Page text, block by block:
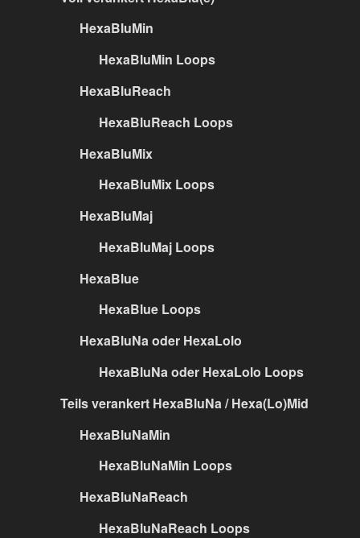
HexaBluMin
HexaBluMin Loops
HexaBluReach
HexaBluReach Loops
HexaBluMix
HexaBluMix Loops
HexaBluMaj
HexaBluMaj Loops
HexaBlue
HexaBlue Loops
HexaBluNa oder HexaLolo
HexaBluNa oder HexaLolo Loops
Teils verankert HexaBluNa / Hexa(Lo)Mid
HexaBluNaMin
HexaBluNaMin Loops
HexaBluNaReach
HexaBluNaReach Loops